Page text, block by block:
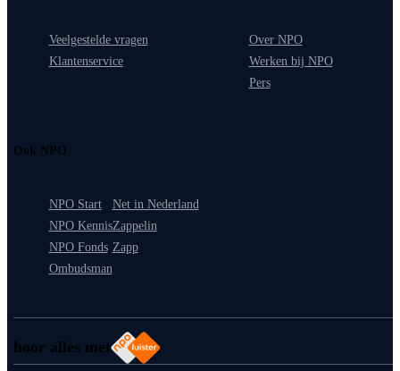
hoor alles met
Veelgestelde vragen
Klantenservice
Over NPO
Werken bij NPO
Pers
Ook NPO
NPO Start
NPO Kennis
NPO Fonds
Ombudsman
Net in Nederland
Zappelin
Zapp